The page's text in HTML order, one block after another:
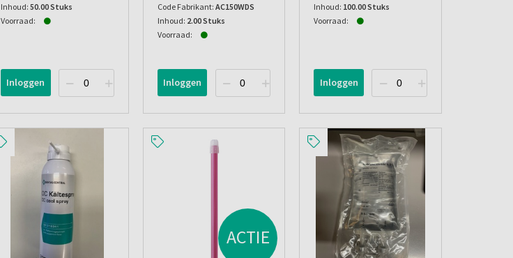
Inhoud: 50.00 Stuks
Voorraad:
Inloggen
Code Fabrikant: AC150WDS
Inhoud: 2.00 Stuks
Voorraad:
Inloggen
Inhoud: 100.00 Stuks
Voorraad:
Inloggen
ACTIE